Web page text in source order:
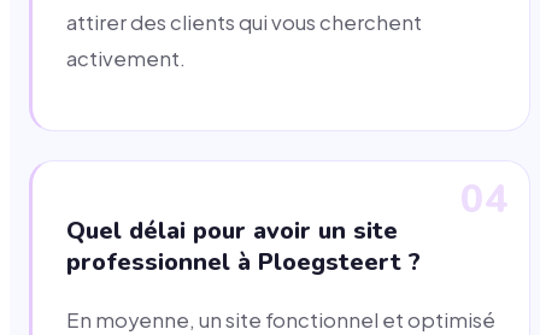
attirer des clients qui vous cherchent
activement.
04
Quel délai pour avoir un site
professionnel à Ploegsteert ?
En moyenne, un site fonctionnel et optimisé